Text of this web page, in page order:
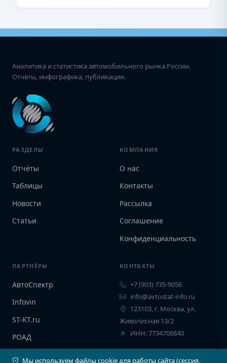
Аналитика и статистика автомобильного рынка России.
Отчёты, инфографика, публикации.
РАЗДЕЛЫ
Отчёты
Таблицы
Новости
Статьи
КОМПАНИЯ
О нас
Контакты
Рассылка
Соглашение
Конфиденциальность
ПАРТНЁРЫ
АвтоСпектр
Infovin
ST-KT.ru
РОАД
КОНТАКТЫ
+7 (903) 735-9056
info@avtostat-info.ru
123103, г. Москва, ул.
Живописная 13/2
ИНН: 7734708840
Мы используем файлы cookie для работы сайта (сессия,